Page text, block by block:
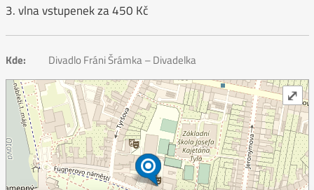
3. vlna vstupenek za 450 Kč
Kde: Divadlo Fráni Šrámka – Divadelka
⤢